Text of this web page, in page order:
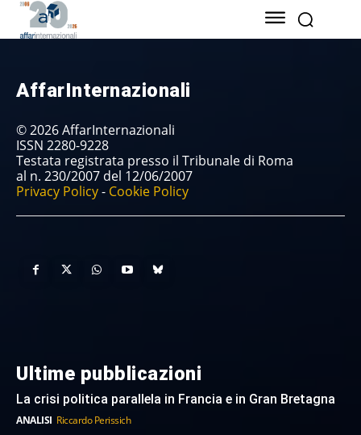
AffarInternazionali
© 2026 AffarInternazionali
ISSN 2280-9228
Testata registrata presso il Tribunale di Roma
al n. 230/2007 del 12/06/2007
Privacy Policy- Cookie Policy
Ultime pubblicazioni
La crisi politica parallela in Francia e in Gran Bretagna
ANALISI Riccardo Perissich